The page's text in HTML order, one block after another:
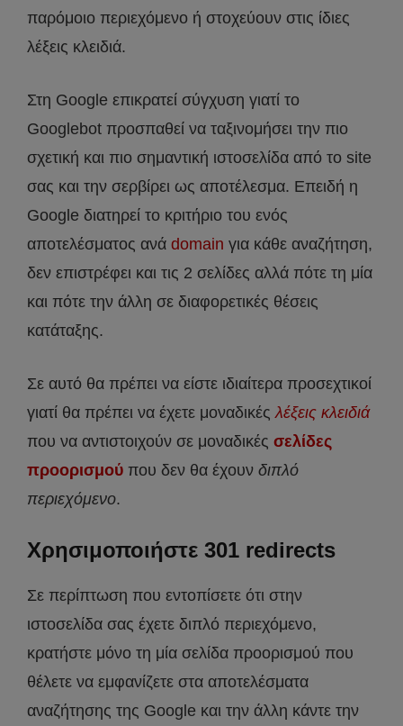
παρόμοιο περιεχόμενο ή στοχεύουν στις ίδιες
λέξεις κλειδιά.
Στη Google επικρατεί σύγχυση γιατί το
Googlebot προσπαθεί να ταξινομήσει την πιο
σχετική και πιο σημαντική ιστοσελίδα από το site
σας και την σερβίρει ως αποτέλεσμα. Επειδή η
Google διατηρεί το κριτήριο του ενός
αποτελέσματος ανά domain για κάθε αναζήτηση,
δεν επιστρέφει και τις 2 σελίδες αλλά πότε τη μία
και πότε την άλλη σε διαφορετικές θέσεις
κατάταξης.
Σε αυτό θα πρέπει να είστε ιδιαίτερα προσεχτικοί
γιατί θα πρέπει να έχετε μοναδικές λέξεις κλειδιά
που να αντιστοιχούν σε μοναδικές σελίδες
προορισμού που δεν θα έχουν διπλό
περιεχόμενο.
Χρησιμοποιήστε 301 redirects
Σε περίπτωση που εντοπίσετε ότι στην
ιστοσελίδα σας έχετε διπλό περιεχόμενο,
κρατήστε μόνο τη μία σελίδα προορισμού που
θέλετε να εμφανίζετε στα αποτελέσματα
αναζήτησης της Google και την άλλη κάντε την